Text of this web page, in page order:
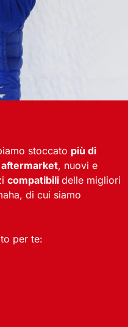
stoccato più di
, nuovi e
compatibili delle migliori
di cui siamo
per te: